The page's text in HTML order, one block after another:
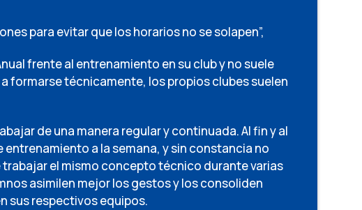
para evitar que los horarios no se solapen”,
frente al entrenamiento en su club y no suele
formarse técnicamente, los propios clubes suelen
de una manera regular y continuada. Al fin y al
a la semana, y sin constancia no
trabajar el mismo concepto técnico durante varias
asimilen mejor los gestos y los consoliden
sus respectivos equipos.